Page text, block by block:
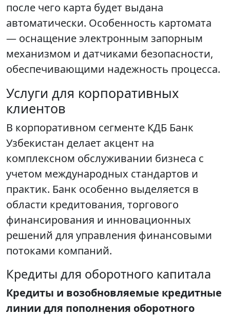
после чего карта будет выдана
автоматически. Особенность картомата
— оснащение электронным запорным
механизмом и датчиками безопасности,
обеспечивающими надежность процесса.
Услуги для корпоративных
клиентов
В корпоративном сегменте КДБ Банк
Узбекистан делает акцент на
комплексном обслуживании бизнеса с
учетом международных стандартов и
практик. Банк особенно выделяется в
области кредитования, торгового
финансирования и инновационных
решений для управления финансовыми
потоками компаний.
Кредиты для оборотного капитала
Кредиты и возобновляемые кредитные
линии для пополнения оборотного